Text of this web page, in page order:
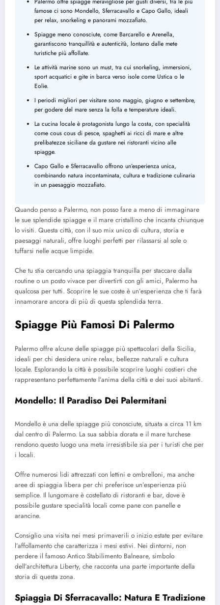
famose ci sono Mondello, Sferracavallo e Capo Gallo, ideali
per relax, snorkeling e panorami mozzafiato.
Spiagge meno conosciute, come Barcarello e Arenella,
garantiscono tranquillità e autenticità, lontano dalle mete
turistiche più affollate.
Le attività marine sono un must, tra cui snorkeling, immersioni,
sport acquatici e gite in barca verso isole come Ustica o le
Eolie.
I periodi migliori per visitare sono maggio, giugno e settembre,
per godere del mare senza la folla e temperature ideali.
La cucina locale è protagonista lungo la costa, con specialità
come cous cous di pesce, spaghetti ai ricci di mare e altre
prelibatezze siciliane da gustare nei ristoranti vicino alle
spiagge.
Capo Gallo e Sferracavallo offrono un’esperienza unica,
combinando natura incontaminata, cultura e tradizione culinaria
in un paesaggio mozzafiato.
Quando penso a Palermo, non posso fare a meno di immaginare
le sue splendide spiagge e il mare cristallino che incanta chiunque
lo visiti. Questa città, con il suo mix unico di cultura, storia e
paesaggi naturali, offre luoghi perfetti per rilassarsi al sole o
tuffarsi nelle acque limpide.
Che tu stia cercando una spiaggia tranquilla per staccare dalla
routine o un posto vivace per divertirti con gli amici, Palermo ha
qualcosa per tutti. Scoprire le sue coste è un’esperienza che ti farà
innamorare ancora di più di questa splendida terra.
Spiagge Più Famosi Di Palermo
Palermo offre alcune delle spiagge più spettacolari della Sicilia,
ideali per chi desidera unire relax, bellezze naturali e cultura
locale. Esplorando la città è possibile scoprire luoghi costieri che
rappresentano perfettamente l’anima della città e dei suoi abitanti.
Mondello: Il Paradiso Dei Palermitani
Mondello è una delle spiagge più conosciute, situata a circa 11 km
dal centro di Palermo. La sua sabbia dorata e il mare turchese
rendono questo luogo una meta irresistibile sia per i turisti che per
i locali.
Offre numerosi lidi attrezzati con lettini e ombrelloni, ma anche
aree di spiaggia libera per chi preferisce un’esperienza più
semplice. Il lungomare è costellato di ristoranti e bar, dove è
possibile gustare specialità locali come pane con panelle e
arancine.
Consiglio una visita nei mesi primaverili o inizio estate per evitare
l’affollamento che caratterizza i mesi estivi. Nei dintorni, non
perdere il famoso Antico Stabilimento Balneare, simbolo
dell’architettura Liberty, che racconta una parte importante della
storia di questa zona.
Spiaggia Di Sferracavallo: Natura E Tradizione